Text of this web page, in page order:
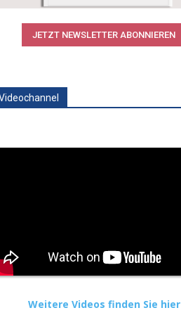
JETZT NEWSLETTER ABONNIEREN
Weitere Videos finden Sie hier